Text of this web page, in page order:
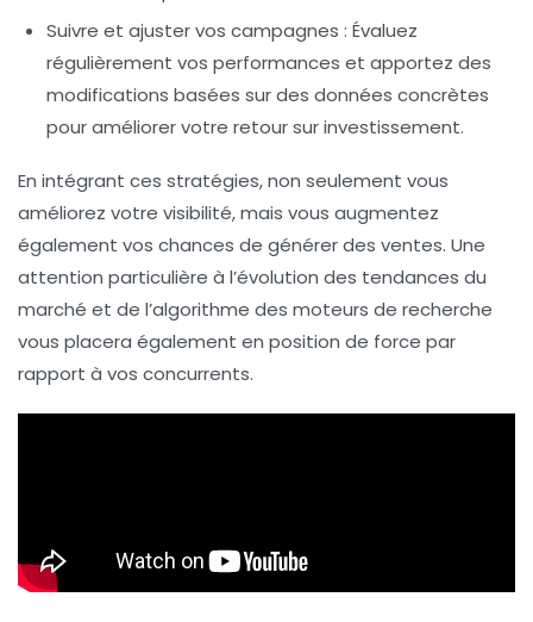
Suivre et ajuster vos campagnes : Évaluez
régulièrement vos performances et apportez des
modifications basées sur des données concrètes
pour améliorer votre retour sur investissement.
En intégrant ces stratégies, non seulement vous
améliorez votre visibilité, mais vous augmentez
également vos chances de générer des ventes. Une
attention particulière à l’évolution des tendances du
marché et de l’algorithme des moteurs de recherche
vous placera également en position de force par
rapport à vos concurrents.